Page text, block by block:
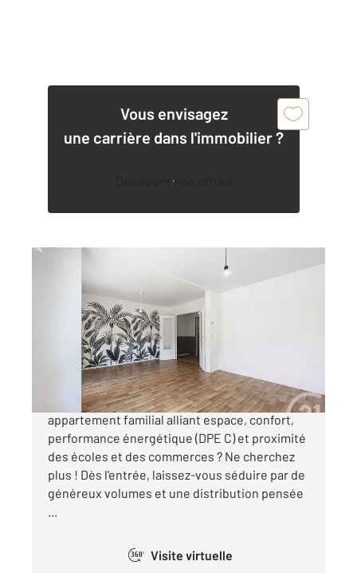
Vous envisagez
une carrière dans l'immobilier ?
Découvrir nos offres
88,62 m , 4 pièces
Ref : 26630
Appartement F4 à vendre
145 000 €
CHARTRES - AXE PARIS À la recherche d'un
appartement familial alliant espace, confort,
performance énergétique (DPE C) et proximité
des écoles et des commerces ? Ne cherchez
plus ! Dès l'entrée, laissez-vous séduire par de
généreux volumes et une distribution pensée
...
360° Visite virtuelle